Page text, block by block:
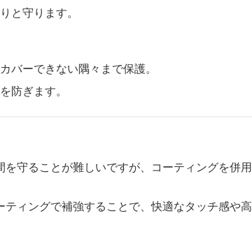
と守ります。
バーできない隅々まで保護。
防ぎます。
守ることが難しいですが、コーティングを併用
ィングで補強することで、快適なタッチ感や高